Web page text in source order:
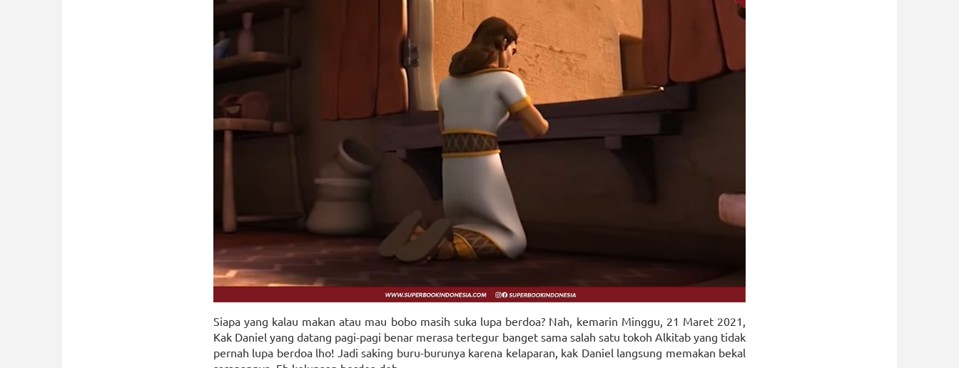
Siapa yang kalau makan atau mau bobo masih suka lupa berdoa? Nah, kemarin Minggu, 21 Maret 2021,
Kak Daniel yang datang pagi-pagi benar merasa tertegur banget sama salah satu tokoh Alkitab yang tidak
pernah lupa berdoa lho! Jadi saking buru-burunya karena kelaparan, kak Daniel langsung memakan bekal